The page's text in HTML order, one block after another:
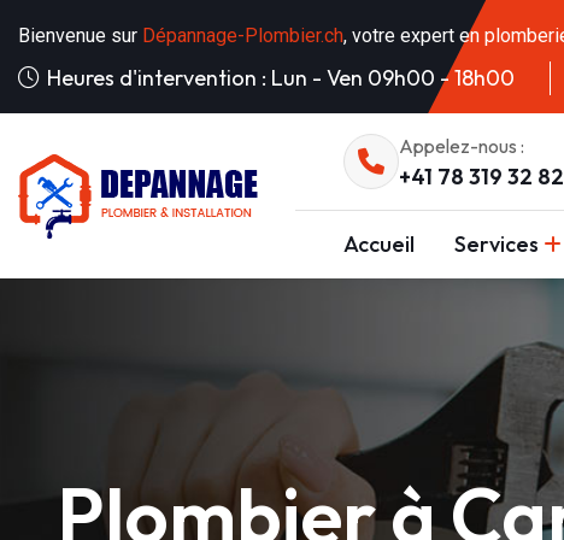
Bienvenue sur Dépannage-Plombier.ch, votre expert en
Heures d'intervention : Lun - Ven 09h00 - 18h00
Appelez-nous :
+41 78 319 32 82
Accueil Services
Plombier à